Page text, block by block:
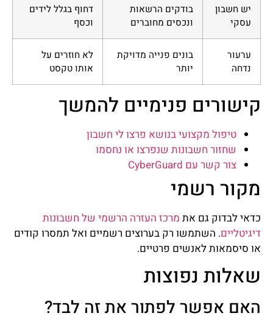
יש חשבון
עסקי
בודקים הרשאות
ונכסים מחוברים
דחוף בגלל לידים
וכסף
ערעור
נדחה
בונים פנייה מדויקת
יותר
לא חוזרים על
אותו טקסט
קישורים פנימיים להמשך
טיפול מקצועי בנושא פרצו לי חשבון
שחזור חשבונות שנפרצו או נחסמו
צור קשר עם CyberGuard
מקור רשמי
כדאי לבדוק גם את מרכז העזרה הרשמי של חשבונות
דיגיטליים. השתמשו רק בערוצים רשמיים ואל תמסרו קודים
או סיסמאות לאנשים פרטיים.
שאלות נפוצות
האם אפשר לפתור את זה לבד?